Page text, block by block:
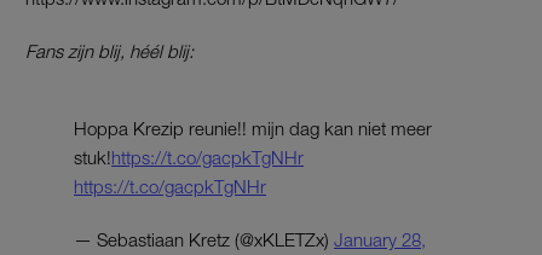
Fans zijn blij, héél blij:
Hoppa Krezip reunie!! mijn dag kan niet meer
stuk!https://t.co/gacpkTgNHr
https://t.co/gacpkTgNHr
— Sebastiaan Kretz (@xKLETZx) January 28,